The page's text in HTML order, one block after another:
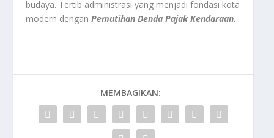
budaya. Tertib administrasi yang menjadi fondasi kota
modern denganPemutihan Denda Pajak Kendaraan.
MEMBAGIKAN: